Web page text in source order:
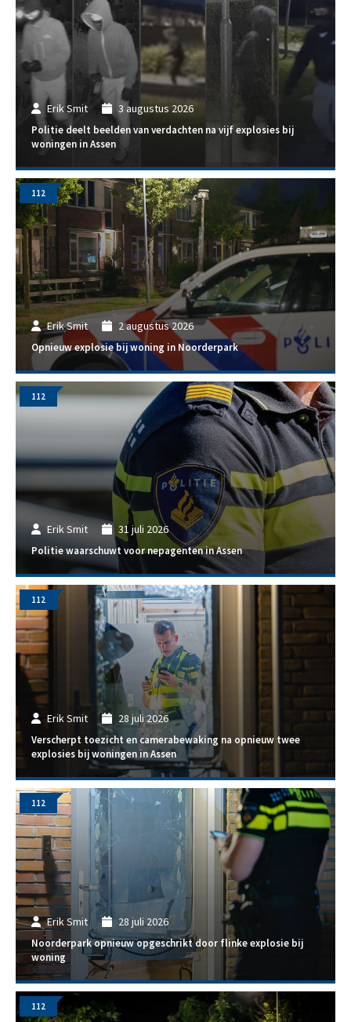
Erik Smit 3 augustus 2026
Politie deelt beelden van verdachten na vijf explosies bij
woningen in Assen
Erik Smit 2 augustus 2026
Opnieuw explosie bij woning in Noorderpark
112
Erik Smit 31 juli 2026
Politie waarschuwt voor nepagenten in Assen
112
Erik Smit 28 juli 2026
Verscherpt toezicht en camerabewaking na opnieuw twee
explosies bij woningen in Assen
112
Erik Smit 28 juli 2026
Noorderpark opnieuw opgeschrikt door flinke explosie bij
woning
112
112